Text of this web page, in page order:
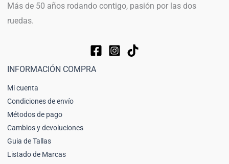
Más de 50 años rodando contigo, pasión por las dos
ruedas.
INFORMACIÓN COMPRA
Mi cuenta
Condiciones de envío
Métodos de pago
Cambios y devoluciones
Guia de Tallas
Listado de Marcas